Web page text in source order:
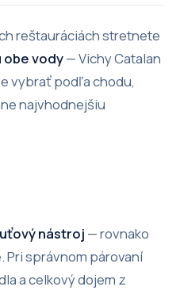
reštauráciách stretnete
obe vody— Vichy Catalan
vybrať podľa chodu,
najvhodnejšiu
nástroj — rovnako
Pri správnom párovaní
a celkový dojem z